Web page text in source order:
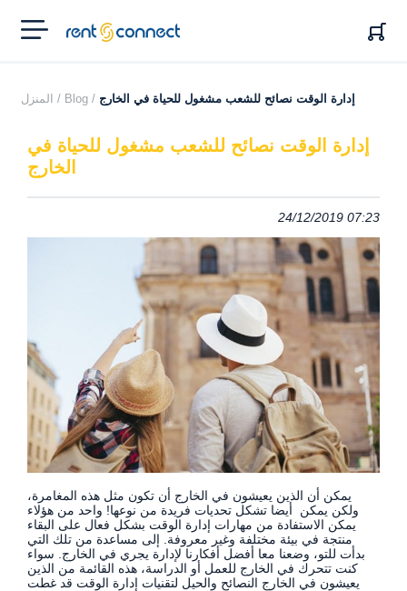
RENT'N
CONNECT
المنزل / Blog / إدارة الوقت نصائح للشعب مشغول للحياة في الخارج
إدارة الوقت نصائح للشعب مشغول للحياة في
الخارج
24/12/2019 07:23
يمكن أن الذين يعيشون في الخارج أن تكون مثل هذه المغامرة،
ولكن يمكن أيضا تشكل تحديات فريدة من نوعها! واحد من هؤلاء
يمكن الاستفادة من مهارات إدارة الوقت بشكل فعال على البقاء
منتجة في بيئة مختلفة وغير معروفة. إلى مساعدة من تلك التي
بدأت للتو، وضعنا معا أفضل أفكارنا لإدارة يجري في الخارج. سواء
كنت تتحرك في الخارج للعمل أو الدراسة، هذه القائمة من الذين
يعيشون في الخارج النصائح والحيل لتقنيات إدارة الوقت قد غطت